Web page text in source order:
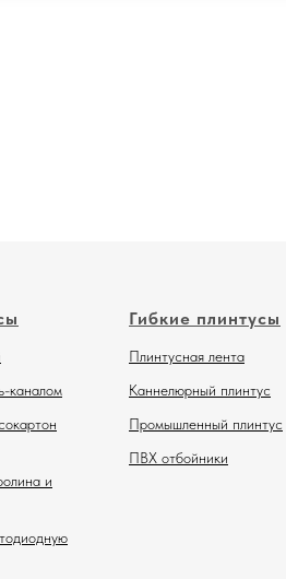
каналом
и
Гибкие плинтусы
Плинтусная лента
Каннелюрный плинтус
Промышленный плинтус
ПВХ отбойники